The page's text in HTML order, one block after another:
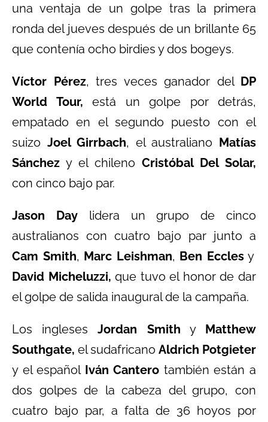
una ventaja de un golpe tras la primera
ronda del jueves después de un brillante 65
que contenía ocho birdies y dos bogeys.
Víctor Pérez, tres veces ganador del DP
World Tour, está un golpe por detrás,
empatado en el segundo puesto con el
suizo Joel Girrbach, el australiano Matías
Sánchez y el chileno Cristóbal Del Solar,
con cinco bajo par.
Jason Daylidera un grupo de cinco
australianos con cuatro bajo par junto a
Cam Smith, Marc Leishman, Ben Ecclesy
David Micheluzzi, que tuvo el honor de dar
el golpe de salida inaugural de la campaña.
Los inglesesJordan Smith y Matthew
Southgate, el sudafricano Aldrich Potgieter
y el español Iván Cantero también están a
dos golpes de la cabeza del grupo, con
cuatro bajo par, a falta de 36 hoyos por